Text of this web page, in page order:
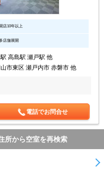
開店10年以上
店舗展開
高島駅 瀬戸駅 他
市東区 瀬戸内市 赤磐市 他
電話でお問合せ
所から空室を再検索